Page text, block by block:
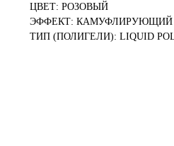
ЦВЕТ: РОЗОВЫЙ
ЭФФЕКТ: КАМУФЛИРУЮЩИЙ
ТИП (ПОЛИГЕЛИ): LIQUID